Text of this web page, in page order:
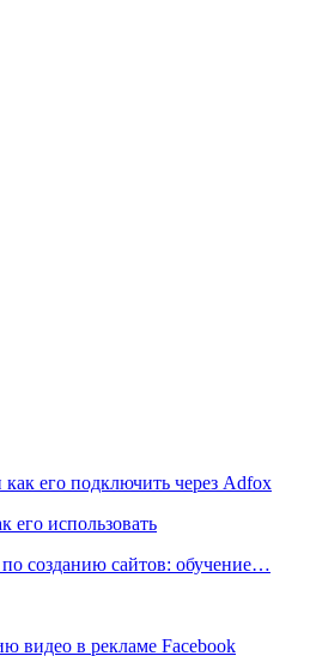
его подключить через Adfox
его использовать
созданию сайтов: обучение…
видео в рекламе Facebook